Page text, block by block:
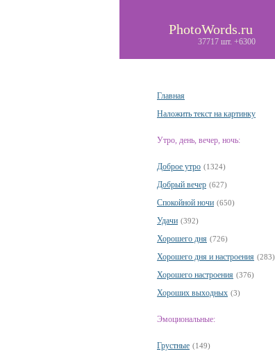
PhotoWords.ru
37717 шт. +6300
Главная
Наложить текст на картинку
Утро, день, вечер, ночь:
Доброе утро (1324)
Добрый вечер (627)
Спокойной ночи (650)
Удачи (392)
Хорошего дня (726)
Хорошего дня и настроения (283)
Хорошего настроения (376)
Хороших выходных (3)
Эмоциональные:
Грустные (149)